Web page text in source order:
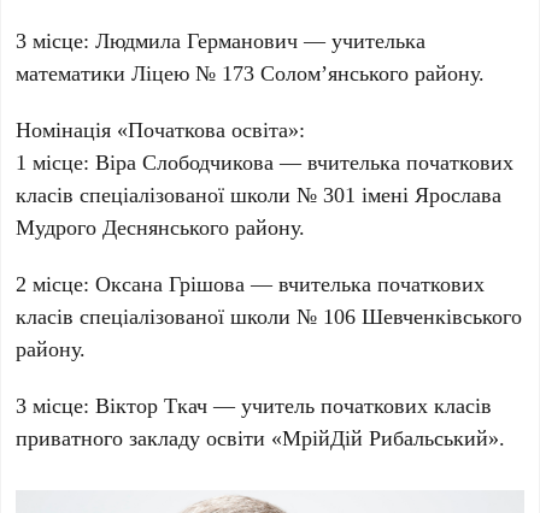
3 місце:Людмила Германович— учителька
математики Ліцею № 173 Солом’янського району.
Номінація «Початкова освіта»:
1 місце:Віра Слободчикова— вчителька початкових
класів спеціалізованої школи № 301 імені Ярослава
Мудрого Деснянського району.
2 місце:Оксана Грішова— вчителька початкових
класів спеціалізованої школи № 106 Шевченківського
району.
3 місце:Віктор Ткач— учитель початкових класів
приватного закладу освіти «МрійДій Рибальський».